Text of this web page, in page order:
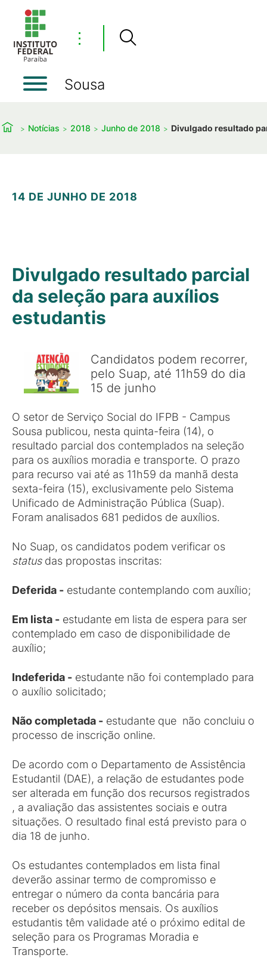
⋮
Sousa
Notícias 2018 Junho de 2018 Divulgado resultado
14 DE JUNHO DE 2018
Divulgado resultado parcial
da seleção para auxílios
estudantis
Candidatos podem recorrer,
pelo Suap, até 11h59 do dia
15 de junho
O setor de Serviço Social do IFPB - Campus
Sousa publicou, nesta quinta-feira (14), o
resultado parcial dos contemplados na seleção
para os auxílios moradia e transporte. O prazo
para recurso vai até as 11h59 da manhã desta
sexta-feira (15), exclusivamente pelo Sistema
Unificado de Administração Pública (Suap).
Foram analisados 681 pedidos de auxílios.
No Suap, os candidatos podem verificar os
statusdas propostas inscritas:
Deferida - estudante contemplando com auxílio;
Em lista - estudante em lista de espera para ser
contemplado em caso de disponibilidade de
auxílio;
Indeferida - estudante não foi contemplado para
o auxílio solicitado;
Não completada - estudante que não concluiu o
processo de inscrição online.
De acordo com o Departamento de Assistência
Estudantil (DAE), a relação de estudantes pode
ser alterada em função dos recursos registrados
, a avaliação das assistentes sociais e outra
situações. O resultado final está previsto para o
dia 18 de junho.
Os estudantes contemplados em lista final
deverão assinar termo de compromisso e
entregar o número da conta bancária para
receber os depósitos mensais. Os auxílios
estudantis têm validade até o próximo edital de
seleção para os Programas Moradia e
Transporte.